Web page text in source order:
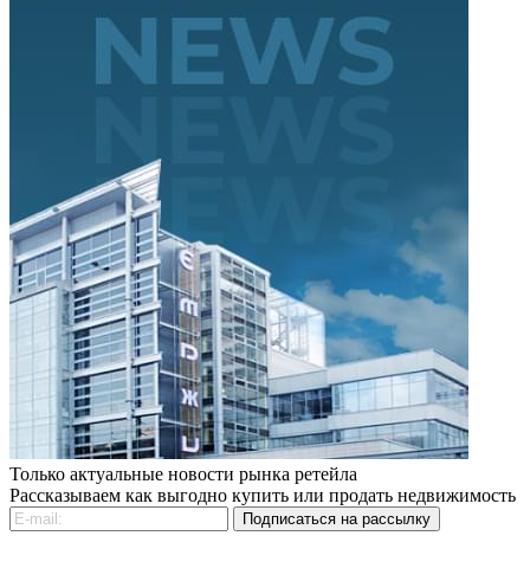
Только актуальные новости рынка ретейла
Рассказываем как выгодно купить или продать недвижимость